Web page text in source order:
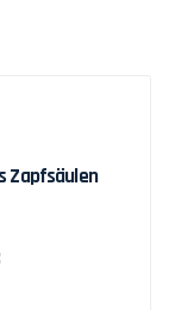
Zapfsäulen